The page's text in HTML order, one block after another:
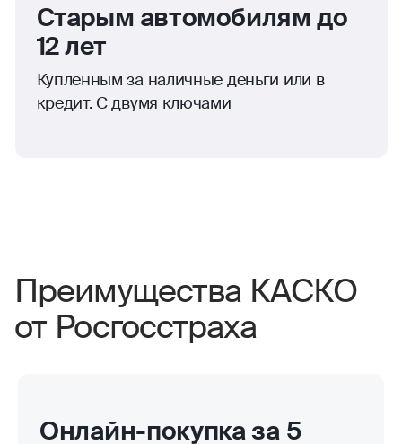
Старым автомобилям до
12 лет
Купленным за наличные деньги или в
кредит. С двумя ключами
Преимущества КАСКО
от Росгосстраха
Онлайн-покупка за 5